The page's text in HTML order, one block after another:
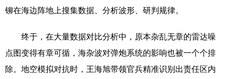
铆在海边阵地上搜集数据、分析波形、研判规律。
终于，在大量数据对比分析中，原本杂乱无章的雷达噪
点图变得有章可循，海杂波对弹炮系统的影响也被一个个排
除。地空模拟对抗时，王海旭带领官兵精准识别出责任区内